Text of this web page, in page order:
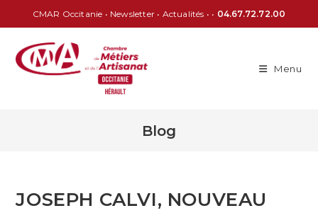
CMAR Occitanie • Newsletter • Actualités • • 04.67.72.72.00
Menu
Blog
JOSEPH CALVI, NOUVEAU